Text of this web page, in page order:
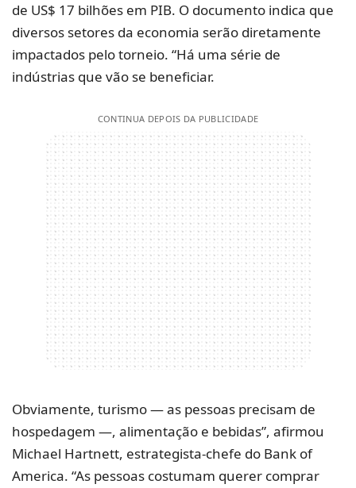
de US$ 17 bilhões em PIB. O documento indica que
diversos setores da economia serão diretamente
impactados pelo torneio. “Há uma série de
indústrias que vão se beneficiar.
CONTINUA DEPOIS DA PUBLICIDADE
Obviamente, turismo — as pessoas precisam de
hospedagem —, alimentação e bebidas”, afirmou
Michael Hartnett, estrategista-chefe do Bank of
America. “As pessoas costumam querer comprar